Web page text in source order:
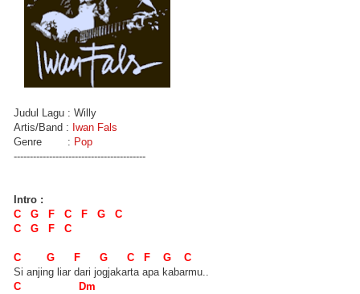
Judul Lagu : Willy
Artis/Band : Iwan Fals
Genre : Pop
-----------------------------------------
Intro :
C G F C F G C
C G F C
C G F G C F G C
Si anjing liar dari jogjakarta apa kabarmu..
C Dm